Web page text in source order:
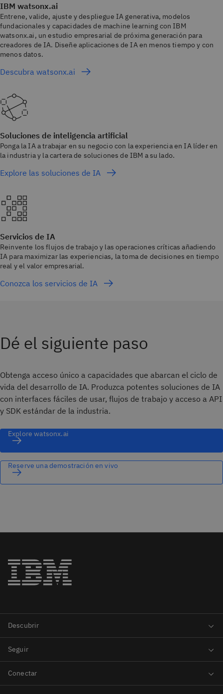
IBM watsonx.ai
Entrene, valide, ajuste y despliegue IA generativa, modelos
fundacionales y capacidades de machine learning con IBM
watsonx.ai, un estudio empresarial de próxima generación para
creadores de IA. Diseñe aplicaciones de IA en menos tiempo y con
menos datos.
Descubra watsonx.ai
Soluciones de inteligencia artificial
Ponga la IA a trabajar en su negocio con la experiencia en IA líder en
la industria y la cartera de soluciones de IBM a su lado.
Explore las soluciones de IA
Servicios de IA
Reinvente los flujos de trabajo y las operaciones críticas añadiendo
IA para maximizar las experiencias, la toma de decisiones en tiempo
real y el valor empresarial.
Conozca los servicios de IA
Dé el siguiente paso
Obtenga acceso único a capacidades que abarcan el ciclo de
vida del desarrollo de IA. Produzca potentes soluciones de IA
con interfaces fáciles de usar, flujos de trabajo y acceso a API
y SDK estándar de la industria.
Explore watsonx.ai
Reserve una demostración en vivo